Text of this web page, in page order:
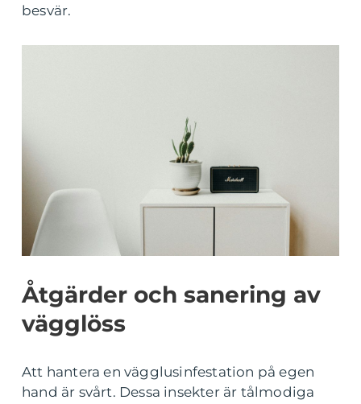
besvär.
Åtgärder och sanering av
vägglöss
Att hantera en vägglusinfestation på egen
hand är svårt. Dessa insekter är tålmodiga